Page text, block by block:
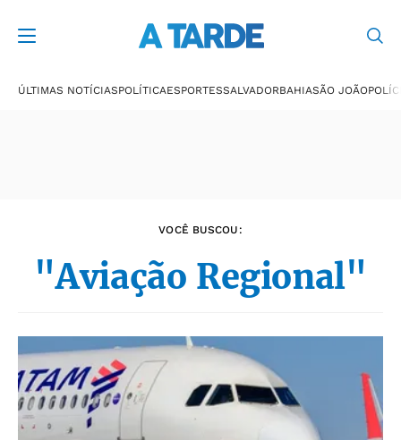
ÚLTIMAS NOTÍCIASPOLÍTICAESPORTESSALVADORBAHIASÃO JOÃO
VOCÊ BUSCOU:
"Aviação Regional"